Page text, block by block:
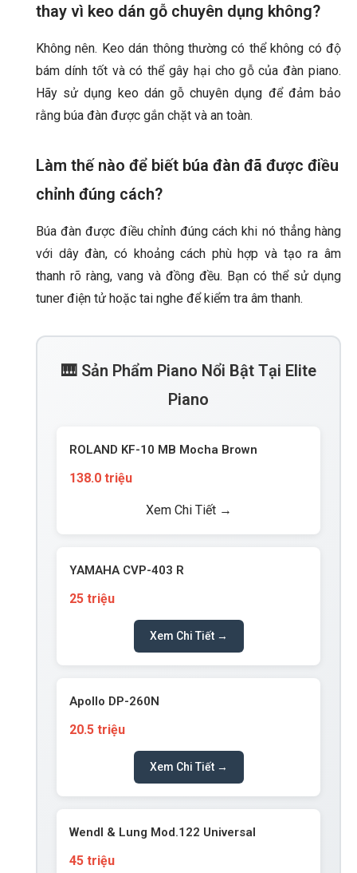
thay vì keo dán gỗ chuyên dụng không?
Không nên. Keo dán thông thường có thể không có độ
bám dính tốt và có thể gây hại cho gỗ của đàn piano.
Hãy sử dụng keo dán gỗ chuyên dụng để đảm bảo
rằng búa đàn được gắn chặt và an toàn.
Làm thế nào để biết búa đàn đã được điều
chỉnh đúng cách?
Búa đàn được điều chỉnh đúng cách khi nó thẳng hàng
với dây đàn, có khoảng cách phù hợp và tạo ra âm
thanh rõ ràng, vang và đồng đều. Bạn có thể sử dụng
tuner điện tử hoặc tai nghe để kiểm tra âm thanh.
🎹 Sản Phẩm Piano Nổi Bật Tại Elite
Piano
ROLAND KF-10 MB Mocha Brown
138.0 triệu
Xem Chi Tiết →
YAMAHA CVP-403 R
25 triệu
Xem Chi Tiết →
Apollo DP-260N
20.5 triệu
Xem Chi Tiết →
Wendl & Lung Mod.122 Universal
45 triệu